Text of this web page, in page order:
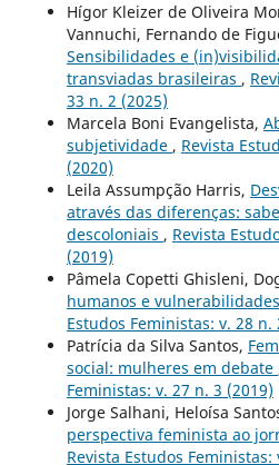
Hígor Kleizer de Oliveira
Vannuchi, Fernando de
Sensibilidades e
transviadas brasileiras ,
33 n. 2 (2025)
Marcela Boni Evangelista,
subjetividade , Revista
(2020)
Leila Assumpção Harris,
através das diferenças:
descoloniais , Revista
(2019)
Pâmela Copetti Ghisleni,
humanos e
Estudos Feministas: v. 28 n.
Patrícia da Silva Santos,
social: mulheres em debate
Feministas: v. 27 n. 3 (2019)
Jorge Salhani, Heloísa
perspectiva feminista ao
Revista Estudos Feministas: